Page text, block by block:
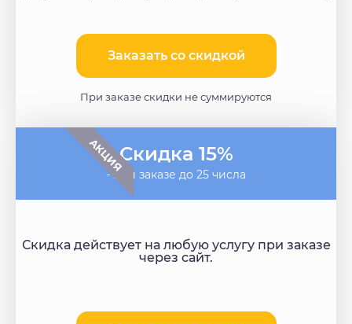
Заказать со скидкой​
При заказе скидки не суммируются
АКЦИЯСкидка 15%
- при заказе до 25 числа
Скидка действует на любую услугу при заказе
через сайт.